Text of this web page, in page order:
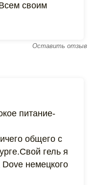
своим
Оставить отзыв
питание-
общего с
гель я
немецкого